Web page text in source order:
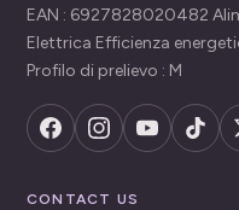
EAN : 6927828020482
Elettrica Efficienza
Profilo di prelievo : M
CONTACT US